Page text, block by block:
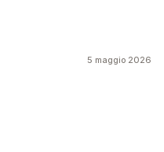
5 maggio 2026